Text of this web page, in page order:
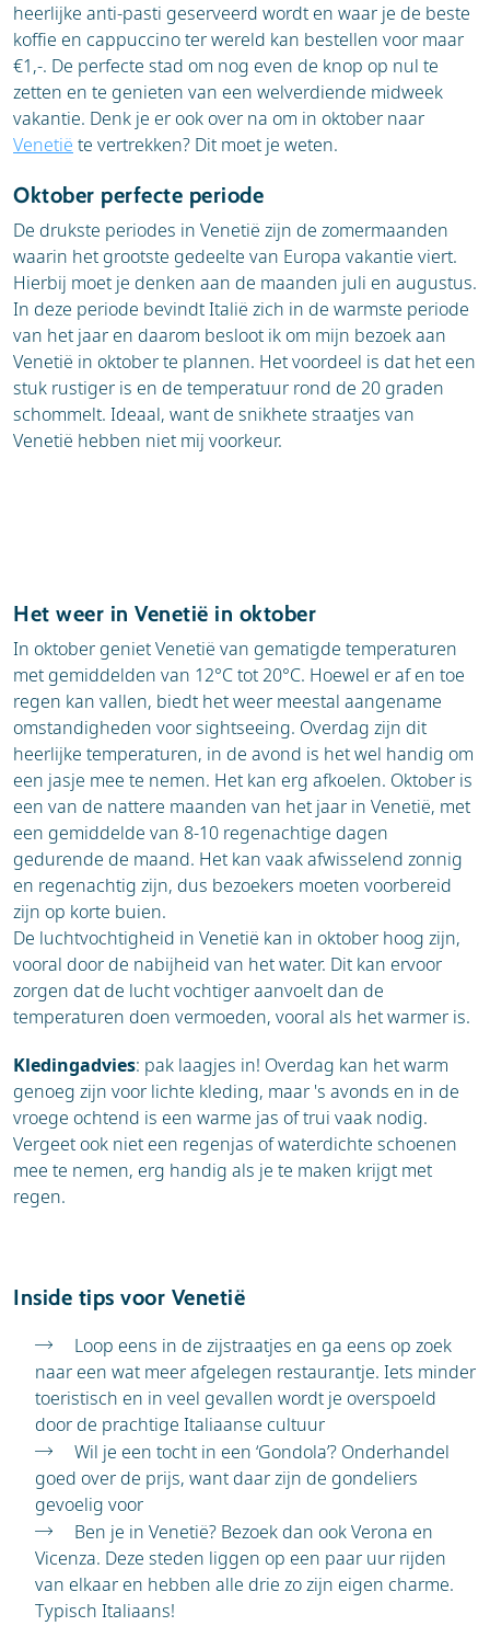
heerlijke anti-pasti geserveerd wordt en waar je de beste
koffie en cappuccino ter wereld kan bestellen voor maar
€1,-. De perfecte stad om nog even de knop op nul te
zetten en te genieten van een welverdiende midweek
vakantie. Denk je er ook over na om in oktober naar
Venetië te vertrekken? Dit moet je weten.
Oktober perfecte periode
De drukste periodes in Venetië zijn de zomermaanden
waarin het grootste gedeelte van Europa vakantie viert.
Hierbij moet je denken aan de maanden juli en augustus.
In deze periode bevindt Italië zich in de warmste periode
van het jaar en daarom besloot ik om mijn bezoek aan
Venetië in oktober te plannen. Het voordeel is dat het een
stuk rustiger is en de temperatuur rond de 20 graden
schommelt. Ideaal, want de snikhete straatjes van
Venetië hebben niet mij voorkeur.
Het weer in Venetië in oktober
In oktober geniet Venetië van gematigde temperaturen
met gemiddelden van 12°C tot 20°C. Hoewel er af en toe
regen kan vallen, biedt het weer meestal aangename
omstandigheden voor sightseeing. Overdag zijn dit
heerlijke temperaturen, in de avond is het wel handig om
een jasje mee te nemen. Het kan erg afkoelen. Oktober is
een van de nattere maanden van het jaar in Venetië, met
een gemiddelde van 8-10 regenachtige dagen
gedurende de maand. Het kan vaak afwisselend zonnig
en regenachtig zijn, dus bezoekers moeten voorbereid
zijn op korte buien.
De luchtvochtigheid in Venetië kan in oktober hoog zijn,
vooral door de nabijheid van het water. Dit kan ervoor
zorgen dat de lucht vochtiger aanvoelt dan de
temperaturen doen vermoeden, vooral als het warmer is.
Kledingadvies: pak laagjes in! Overdag kan het warm
genoeg zijn voor lichte kleding, maar 's avonds en in de
vroege ochtend is een warme jas of trui vaak nodig.
Vergeet ook niet een regenjas of waterdichte schoenen
mee te nemen, erg handig als je te maken krijgt met
regen.
Inside tips voor Venetië
Loop eens in de zijstraatjes en ga eens op zoek
naar een wat meer afgelegen restaurantje. Iets minder
toeristisch en in veel gevallen wordt je overspoeld
door de prachtige Italiaanse cultuur
Wil je een tocht in een ‘Gondola’? Onderhandel
goed over de prijs, want daar zijn de gondeliers
gevoelig voor
Ben je in Venetië? Bezoek dan ook Verona en
Vicenza. Deze steden liggen op een paar uur rijden
van elkaar en hebben alle drie zo zijn eigen charme.
Typisch Italiaans!